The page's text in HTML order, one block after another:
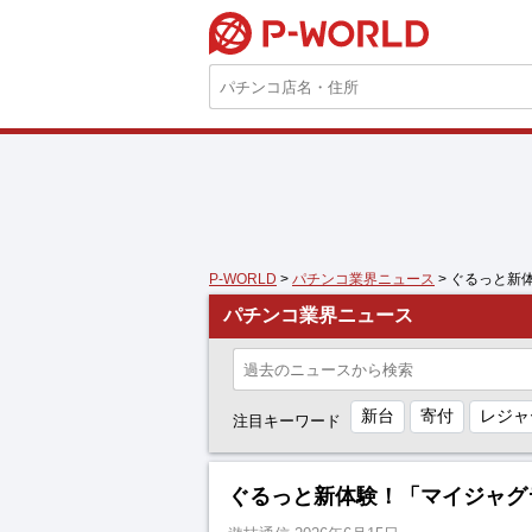
P-WORLD > パチンコ業界ニュース > ぐるっと新
パチンコ業界ニュース
注目キーワード 新台 寄付 レジ
ぐるっと新体験！「マイジャ